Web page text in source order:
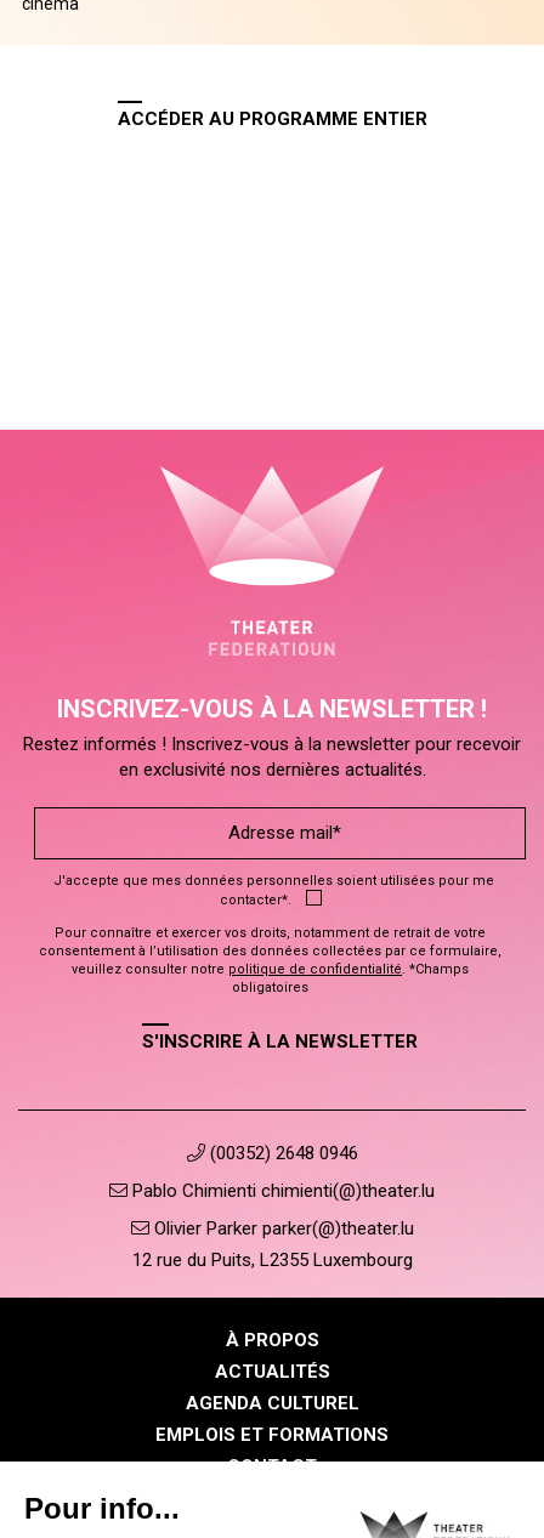
ACCÉDER AU PROGRAMME ENTIER
INSCRIVEZ-VOUS À LA NEWSLETTER !
Restez informés ! Inscrivez-vous à la newsletter pour recevoir
en exclusivité nos dernières actualités.
J'accepte que mes données personnelles soient utilisées pour me
contacter*.
Pour connaître et exercer vos droits, notamment de retrait de votre
consentement à l’utilisation des données collectées par ce formulaire,
veuillez consulter notre politique de confidentialité. *Champs
obligatoires
S'INSCRIRE À LA NEWSLETTER
(00352) 2648 0946
Pablo Chimienti chimienti(@)theater.lu
Olivier Parker parker(@)theater.lu
12 rue du Puits, L2355 Luxembourg
À PROPOS
ACTUALITÉS
AGENDA CULTUREL
EMPLOIS ET FORMATIONS
CONTACT